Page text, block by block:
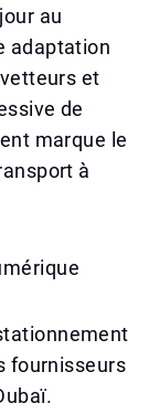
au
adaptation
et
de
marque le
à
fournisseurs